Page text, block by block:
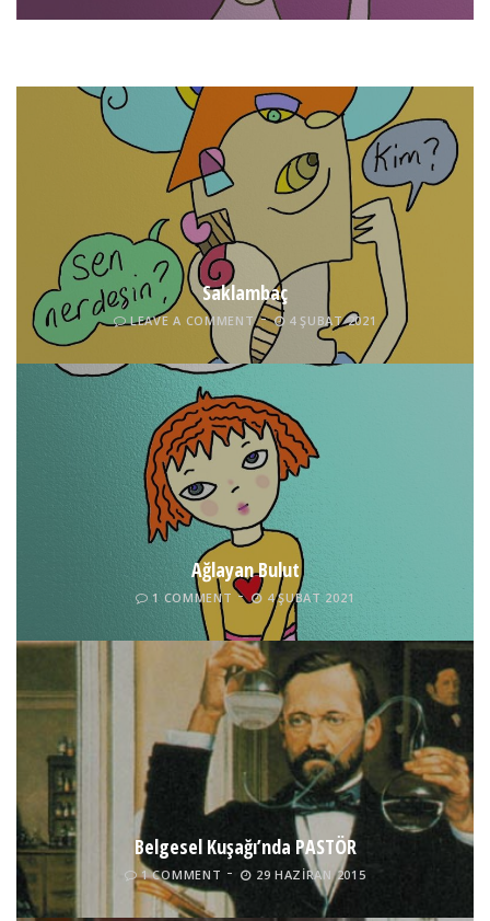
LEAVE A COMMENT 4 ŞUBAT 2021
Saklambaç
LEAVE A COMMENT 4 ŞUBAT 2021
Ağlayan Bulut
1 COMMENT 4 ŞUBAT 2021
Belgesel Kuşağı’nda PASTÖR
1 COMMENT 29 HAZIRAN 2015